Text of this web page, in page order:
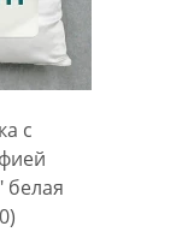
с
белая